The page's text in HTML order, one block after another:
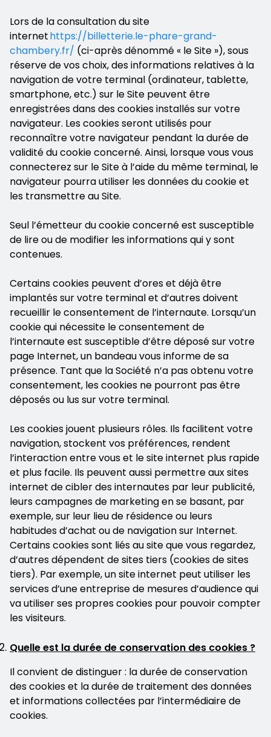
Lors de la consultation du site
internethttps://billetterie.le-phare-grand-
chambery.fr/ (ci-après dénommé « le Site »), sous
réserve de vos choix, des informations relatives à la
navigation de votre terminal (ordinateur, tablette,
smartphone, etc.) sur le Site peuvent être
enregistrées dans des cookies installés sur votre
navigateur. Les cookies seront utilisés pour
reconnaître votre navigateur pendant la durée de
validité du cookie concerné. Ainsi, lorsque vous vous
connecterez sur le Site à l’aide du même terminal, le
navigateur pourra utiliser les données du cookie et
les transmettre au Site.
Seul l’émetteur du cookie concerné est susceptible
de lire ou de modifier les informations qui y sont
contenues.
Certains cookies peuvent d’ores et déjà être
implantés sur votre terminal et d’autres doivent
recueillir le consentement de l’internaute. Lorsqu’un
cookie qui nécessite le consentement de
l’internaute est susceptible d’être déposé sur votre
page Internet, un bandeau vous informe de sa
présence. Tant que la Société n’a pas obtenu votre
consentement, les cookies ne pourront pas être
déposés ou lus sur votre terminal.
Les cookies jouent plusieurs rôles. Ils facilitent votre
navigation, stockent vos préférences, rendent
l’interaction entre vous et le site internet plus rapide
et plus facile. Ils peuvent aussi permettre aux sites
internet de cibler des internautes par leur publicité,
leurs campagnes de marketing en se basant, par
exemple, sur leur lieu de résidence ou leurs
habitudes d’achat ou de navigation sur Internet.
Certains cookies sont liés au site que vous regardez,
d’autres dépendent de sites tiers (cookies de sites
tiers). Par exemple, un site internet peut utiliser les
services d’une entreprise de mesures d’audience qui
va utiliser ses propres cookies pour pouvoir compter
les visiteurs.
Quelle est la durée de conservation des cookies ?
Il convient de distinguer : la durée de conservation
des cookies et la durée de traitement des données
et informations collectées par l’intermédiaire de
cookies.